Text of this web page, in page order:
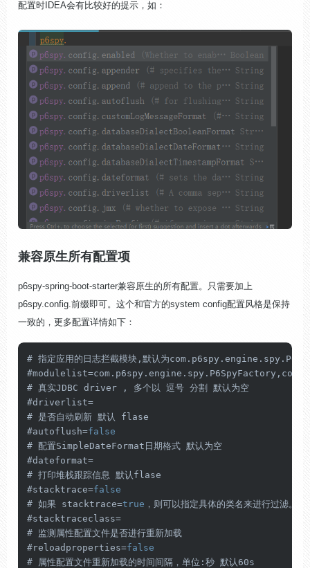
配置时IDEA会有比较好的提示，如：
兼容原生所有配置项
p6spy-spring-boot-starter兼容原生的所有配置。只需要加上
p6spy.config. 前缀即可。 这个和官方的system config配置风格是保持
一致的，更多配置详情如下：
# 指定应用的日志拦截模块,默认为
# 真实JDBC driver , 多个以 逗号 分割 默认为空
#driverlist=
# 是否自动刷新 默认 flase
#autoflush=false
# 配置SimpleDateFormat日期格式 默认为空
#dateformat=
# 打印堆栈跟踪信息 默认flase
#stacktrace=false
# 如果 stacktrace=true ，则可以指定具体的类名来进行过滤。
#stacktraceclass=
# 监测属性配置文件是否进行重新加载
#reloadproperties=false
# 属性配置文件重新加载的时间间隔，单位:秒 默认60s